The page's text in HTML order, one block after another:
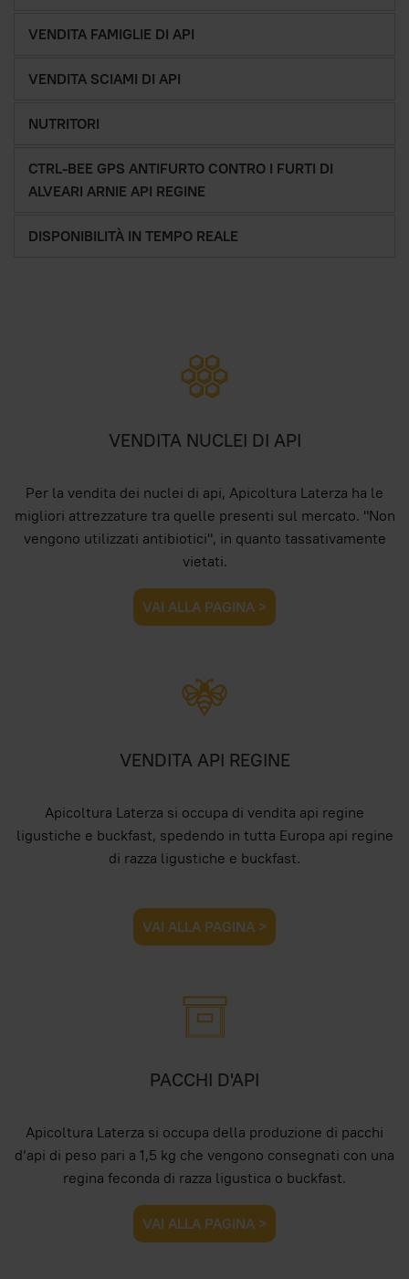
VENDITA FAMIGLIE DI API
VENDITA SCIAMI DI API
NUTRITORI
CTRL-BEE GPS ANTIFURTO CONTRO I FURTI DI
ALVEARI ARNIE API REGINE
DISPONIBILITÀ IN TEMPO REALE
VENDITA NUCLEI DI API
Per la vendita dei nuclei di api, Apicoltura Laterza ha le
migliori attrezzature tra quelle presenti sul mercato. "Non
vengono utilizzati antibiotici", in quanto tassativamente
vietati.
VAI ALLA PAGINA >
VENDITA API REGINE
Apicoltura Laterza si occupa di vendita api regine
ligustiche e buckfast, spedendo in tutta Europa api regine
di razza ligustiche e buckfast.
VAI ALLA PAGINA >
PACCHI D'API
Apicoltura Laterza si occupa della produzione di pacchi
d’api di peso pari a 1,5 kg che vengono consegnati con una
regina feconda di razza ligustica o buckfast.
VAI ALLA PAGINA >